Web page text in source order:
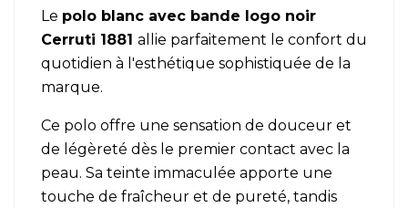
Le polo blanc avec bande logo noir
Cerruti 1881 allie parfaitement le confort du
quotidien à l'esthétique sophistiquée de la
marque.
Ce polo offre une sensation de douceur et
de légèreté dès le premier contact avec la
peau. Sa teinte immaculée apporte une
touche de fraîcheur et de pureté, tandis